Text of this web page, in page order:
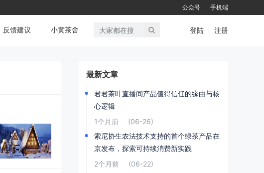
公众号 手机端
反馈建议 小黄茶舍 登陆 注册
最新文章
君君茶叶直播间产品值得信任的缘由与核
心逻辑
1个月前
(06-26)
索尼协生农法技术支持的首个绿茶产品在
京发布，探索可持续消费新实践
2个月前
(06-22)